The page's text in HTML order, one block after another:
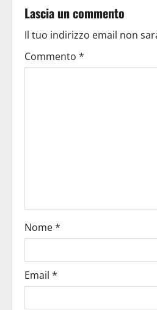
Lascia un commento
Il tuo indirizzo email non
Commento *
Nome*
Email *